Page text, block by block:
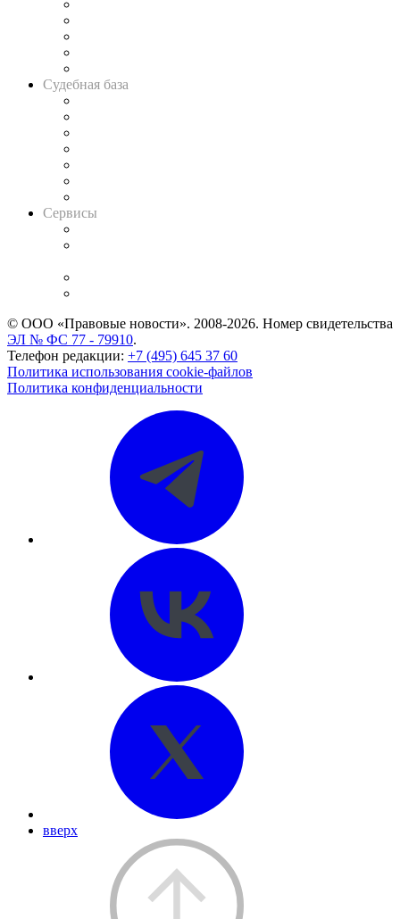
Судебная база
Сервисы
© ООО «Правовые новости». 2008-2026. Номер свидетельства
ЭЛ № ФС 77 - 79910.
Телефон редакции: +7 (495) 645 37 60
Политика использования cookie-файлов
Политика конфиденциальности
вверх